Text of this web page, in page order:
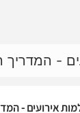
-
אירועים -